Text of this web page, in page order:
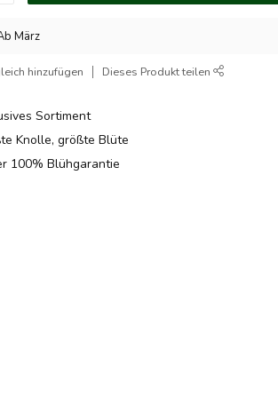
März
hinzufügen Dieses Produkt teilen
Sortiment
Knolle, größte Blüte
100% Blühgarantie